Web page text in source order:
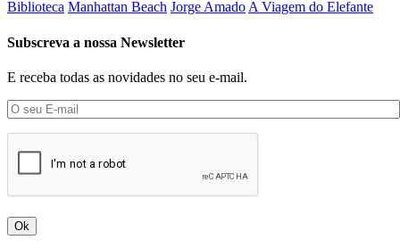
Biblioteca Manhattan Beach Jorge Amado A Viagem do Elefante
Subscreva a nossa Newsletter
E receba todas as novidades no seu e-mail.
Ok